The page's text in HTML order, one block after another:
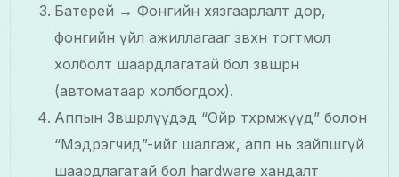
Батерей → Фонгийн хязгаарлалт дор,
фонгийн үйл ажиллагааг зөвхөн тогтмол
холболт шаардлагатай бол зөвшөөрнө
(автоматаар холбогдох).
Аппын Зөвшөөрлүүдэд “Ойр төхөөрөмжүүд” болон
“Мэдрэгчид”-ийг шалгаж, апп нь зайлшгүй
шаардлагатай бол hardware хандалт